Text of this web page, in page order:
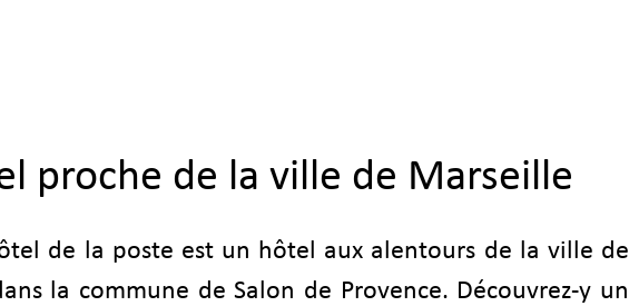
proche de la ville de Marseille
de la poste est un hôtel aux alentours de la ville de
la commune de Salon de Provence. Découvrez-y un